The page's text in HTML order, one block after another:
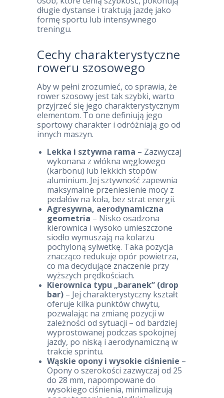
długie dystanse i traktują jazdę jako
formę sportu lub intensywnego
treningu.
Cechy charakterystyczne
roweru szosowego
Aby w pełni zrozumieć, co sprawia, że
rower szosowy jest tak szybki, warto
przyjrzeć się jego charakterystycznym
elementom. To one definiują jego
sportowy charakter i odróżniają go od
innych maszyn.
Lekka i sztywna rama – Zazwyczaj
wykonana z włókna węglowego
(karbonu) lub lekkich stopów
aluminium. Jej sztywność zapewnia
maksymalne przeniesienie mocy z
pedałów na koła, bez strat energii.
Agresywna, aerodynamiczna
geometria – Nisko osadzona
kierownica i wysoko umieszczone
siodło wymuszają na kolarzu
pochyloną sylwetkę. Taka pozycja
znacząco redukuje opór powietrza,
co ma decydujące znaczenie przy
wyższych prędkościach.
Kierownica typu „baranek” (drop
bar)– Jej charakterystyczny kształt
oferuje kilka punktów chwytu,
pozwalając na zmianę pozycji w
zależności od sytuacji – od bardziej
wyprostowanej podczas spokojnej
jazdy, po niską i aerodynamiczną w
trakcie sprintu.
Wąskie opony i wysokie ciśnienie –
Opony o szerokości zazwyczaj od 25
do 28 mm, napompowane do
wysokiego ciśnienia, minimalizują